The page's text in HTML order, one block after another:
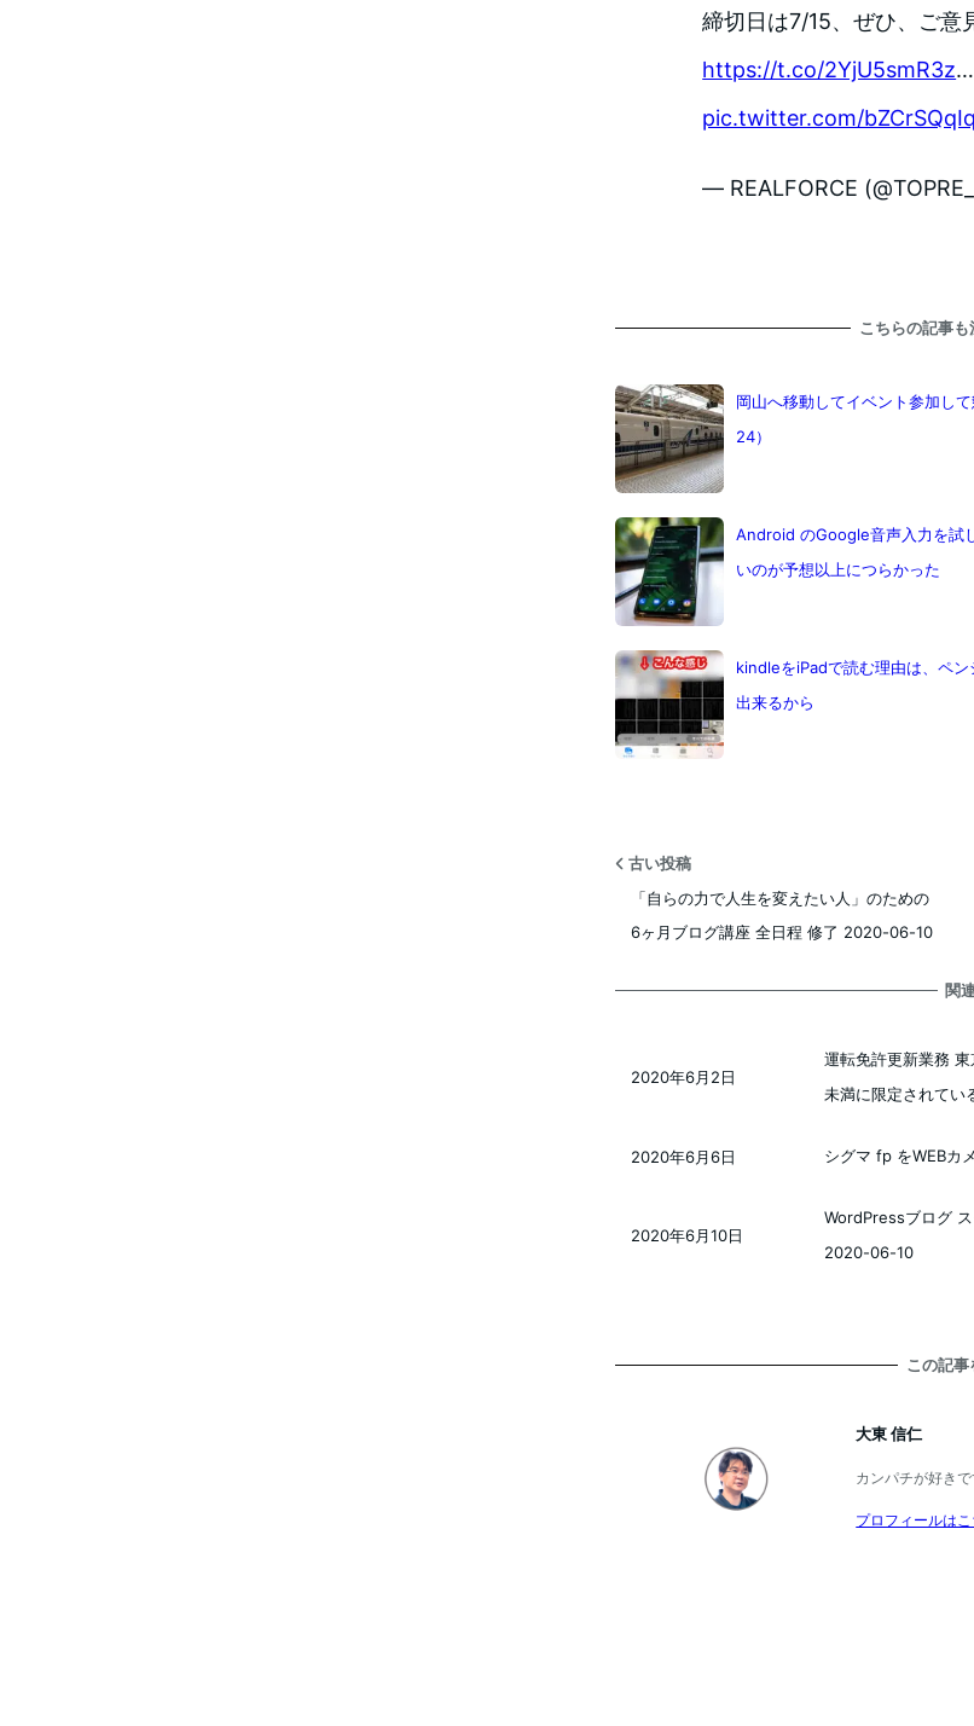
締切日は7/15、ぜひ、ご意
https://t.co/2YjU5smR3z…
pic.twitter.com/
— REALFORCE
こちらの記事
岡山へ移動してイベント参加し
24）
Android のGoogle音声入力を試
いのが予想以上につらかった
kindleをiPadで読む理由は、ペ
出来るから
古い投稿
「自らの力で人生を変えたい人」のための
6ヶ月ブログ講座 全日程 修了 2020-06-10
関
運転免許更新業務
未満に限定されて
2020年6月2日
シグマ fp をWEBカ
2020年6月6日
WordPressブログ
2020-06-10
2020年6月10日
この記事
大東 信仁
カンパチが好きで
プロフィールはこ